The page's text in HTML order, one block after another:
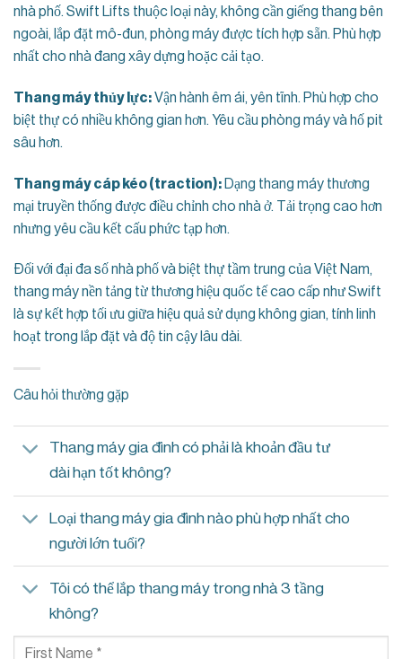
nhà phố. Swift Lifts thuộc loại này, không cần giếng thang bên
ngoài, lắp đặt mô-đun, phòng máy được tích hợp sẵn. Phù hợp
nhất cho nhà đang xây dựng hoặc cải tạo.
Thang máy thủy lực:Vận hành êm ái, yên tĩnh. Phù hợp cho
biệt thự có nhiều không gian hơn. Yêu cầu phòng máy và hố pit
sâu hơn.
Thang máy cáp kéo (traction): Dạng thang máy thương
mại truyền thống được điều chỉnh cho nhà ở. Tải trọng cao hơn
nhưng yêu cầu kết cấu phức tạp hơn.
Đối với đại đa số nhà phố và biệt thự tầm trung của Việt Nam,
thang máy nền tảng từ thương hiệu quốc tế cao cấp như Swift
là sự kết hợp tối ưu giữa hiệu quả sử dụng không gian, tính linh
hoạt trong lắp đặt và độ tin cậy lâu dài.
Câu hỏi thường gặp
Thang máy gia đình có phải là khoản đầu tư
dài hạn tốt không?
Loại thang máy gia đình nào phù hợp nhất cho
người lớn tuổi?
Tôi có thể lắp thang máy trong nhà 3 tầng
không?